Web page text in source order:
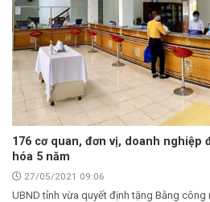
176 cơ quan, đơn vị, doanh nghiệp
hóa 5 năm
27/05/2021 09:06
UBND tỉnh vừa quyết định tặng Bằng công